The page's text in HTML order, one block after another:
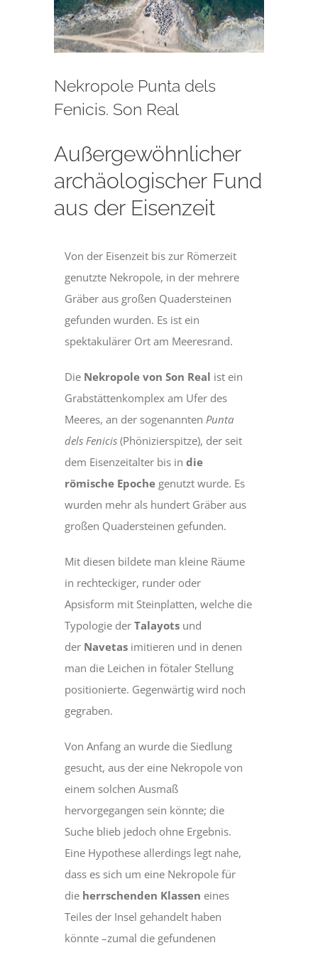
Nekropole Punta dels
Fenicis. Son Real
Außergewöhnlicher
archäologischer Fund
aus der Eisenzeit
Von der Eisenzeit bis zur Römerzeit
genutzte Nekropole, in der mehrere
Gräber aus großen Quadersteinen
gefunden wurden. Es ist ein
spektakulärer Ort am Meeresrand.
Die Nekropole von Son Real ist ein
Grabstättenkomplex am Ufer des
Meeres, an der sogenannten Punta
dels Fenicis (Phönizierspitze), der seit
dem Eisenzeitalter bis indie
römische Epoche genutzt wurde. Es
wurden mehr als hundert Gräber aus
großen Quadersteinen gefunden.
Mit diesen bildete man kleine Räume
in rechteckiger, runder oder
Apsisform mit Steinplatten, welche die
Typologie derTalayots und
der Navetas imitieren und in denen
man die Leichen in fötaler Stellung
positionierte. Gegenwärtig wird noch
gegraben.
Von Anfang an wurde die Siedlung
gesucht, aus der eine Nekropole von
einem solchen Ausmaß
hervorgegangen sein könnte; die
Suche blieb jedoch ohne Ergebnis.
Eine Hypothese allerdings legt nahe,
dass es sich um eine Nekropole für
die herrschenden Klassen eines
Teiles der Insel gehandelt haben
könnte –zumal die gefundenen